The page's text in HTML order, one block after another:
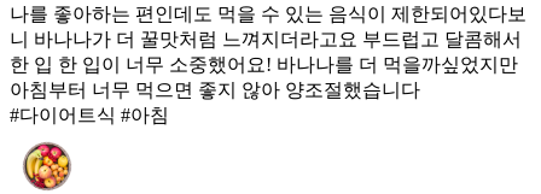
나를 좋아하는 편인데도 먹을 수 있는 음식이 제한되어있다보
니 바나나가 더 꿀맛처럼 느껴지더라고요 부드럽고 달콤해서
한 입 한 입이 너무 소중했어요! 바나나를 더 먹을까싶었지만
아침부터 너무 먹으면 좋지 않아 양조절했습니다
#다이어트식 #아침